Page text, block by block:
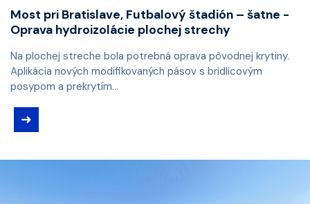
Most pri Bratislave, Futbalový štadión – šatne -
Oprava hydroizolácie plochej strechy
Na plochej streche bola potrebná oprava pôvodnej krytiny.
Aplikácia nových modifikovaných pásov s bridlicovým
posypom a prekrytím...
➜